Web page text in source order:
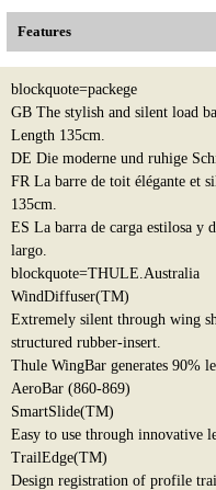
Features
blockquote=packege
GB The stylish and silent load
Length 135cm.
DE Die moderne und ruhige
FR La barre de toit élégante et
135cm.
ES La barra de carga estilosa y
largo.
blockquote=THULE.Australia
WindDiffuser(TM)
Extremely silent through wing
structured rubber-insert.
Thule WingBar generates 90%
AeroBar (860-869)
SmartSlide(TM)
Easy to use through innovative
TrailEdge(TM)
Design registration of profile